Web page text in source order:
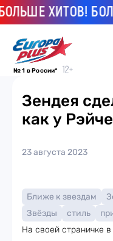
ХИТОВ!
№ 1 в России*
Зендея
как у
23 августа 2023
Ближе к звездам
Звёзды
стиль
На своей страничке